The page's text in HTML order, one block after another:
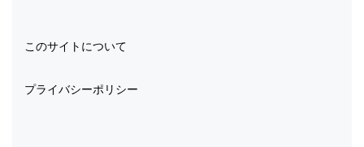
このサイトについて
プライバシーポリシー